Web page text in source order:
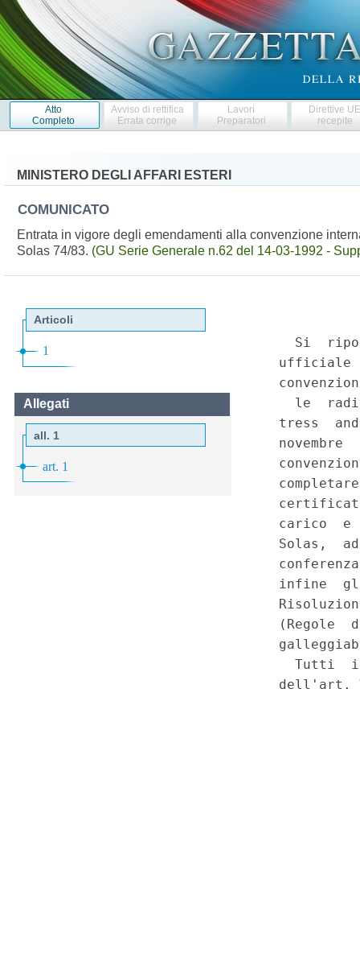
Atto
Completo
Avviso di rettifica
Errata corrige
Lavori
Preparatori
Direttive
recepite
MINISTERO DEGLI AFFARI ESTERI
COMUNICATO
Entrata in vigore degli emendamenti alla convenzione
Solas 74/83. (GU Serie Generale n.62 del 14-03-1992 -